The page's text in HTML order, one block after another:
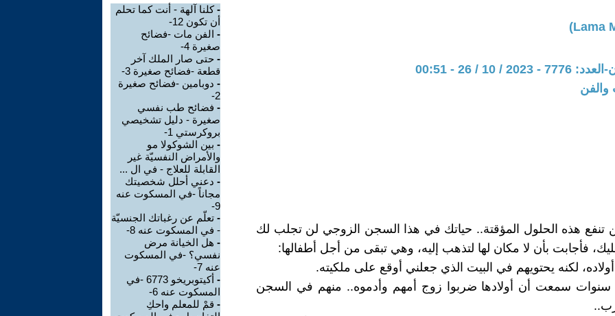
/ 10 / 26 - 00:51
والفن
تنفع هذه الحلول المؤقتة.. حياتك في هذا السجن الزوجي لن تجلب لك
عليك، فأجابت بأن لا مكان لها لتذهب إليه، وهي تبقى من أجل أطفالها:
لكنه يحتويهم في البيت الذي جعلني أوقع على ملكيته.
سمعت أن أولادها ضربوا زوج أمهم وأدموه.. منهم في السجن
-كلنا آلهة - أنت كما تحلم
أن تكون 12-
- الفن مات -فضائح
صغيرة 4-
- حتى صار الملك آخر
قطعة -فضائح صغيرة 3-
- دوبامين -فضائح صغيرة
2-
- فضائح طب نفسي
صغيرة - دليل تشخيصي
بروكرستي 1-
- بين الشوكولا مو
والأمراض النفسيّة غير
القابلة للعلاج - في ال ...
- دعني أحلل شخصيتك
مجاناً -في المسكوت عنه
9-
- تعلّم عن رغباتك الجنسيّة
- في المسكوت عنه 8-
- هل الخيانة مرض
نفسي؟ -في المسكوت
عنه 7-
-
أكيتوبريخو 6773 -في
المسكوت عنه 6-
- قمْ للمعلم واحكِ